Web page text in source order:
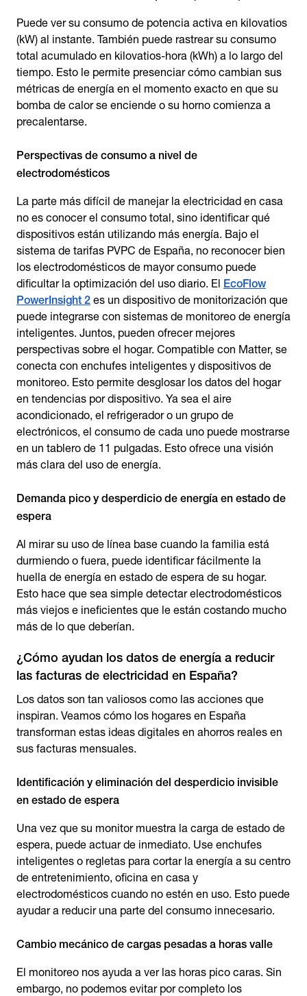
Puede ver su consumo de potencia activa en kilovatios
(kW) al instante. También puede rastrear su consumo
total acumulado en kilovatios-hora (kWh) a lo largo del
tiempo. Esto le permite presenciar cómo cambian sus
métricas de energía en el momento exacto en que su
bomba de calor se enciende o su horno comienza a
precalentarse.
Perspectivas de consumo a nivel de
electrodomésticos
La parte más difícil de manejar la electricidad en casa
no es conocer el consumo total, sino identificar qué
dispositivos están utilizando más energía. Bajo el
sistema de tarifas PVPC de España, no reconocer bien
los electrodomésticos de mayor consumo puede
dificultar la optimización del uso diario. El EcoFlow
PowerInsight 2 es un dispositivo de monitorización que
puede integrarse con sistemas de monitoreo de energía
inteligentes. Juntos, pueden ofrecer mejores
perspectivas sobre el hogar. Compatible con Matter, se
conecta con enchufes inteligentes y dispositivos de
monitoreo. Esto permite desglosar los datos del hogar
en tendencias por dispositivo. Ya sea el aire
acondicionado, el refrigerador o un grupo de
electrónicos, el consumo de cada uno puede mostrarse
en un tablero de 11 pulgadas. Esto ofrece una visión
más clara del uso de energía.
Demanda pico y desperdicio de energía en estado de
espera
Al mirar su uso de línea base cuando la familia está
durmiendo o fuera, puede identificar fácilmente la
huella de energía en estado de espera de su hogar.
Esto hace que sea simple detectar electrodomésticos
más viejos e ineficientes que le están costando mucho
más de lo que deberían.
¿Cómo ayudan los datos de energía a reducir
las facturas de electricidad en España?
Los datos son tan valiosos como las acciones que
inspiran. Veamos cómo los hogares en España
transforman estas ideas digitales en ahorros reales en
sus facturas mensuales.
Identificación y eliminación del desperdicio invisible
en estado de espera
Una vez que su monitor muestra la carga de estado de
espera, puede actuar de inmediato. Use enchufes
inteligentes o regletas para cortar la energía a su centro
de entretenimiento, oficina en casa y
electrodomésticos cuando no estén en uso. Esto puede
ayudar a reducir una parte del consumo innecesario.
Cambio mecánico de cargas pesadas a horas valle
El monitoreo nos ayuda a ver las horas pico caras. Sin
embargo, no podemos evitar por completo los